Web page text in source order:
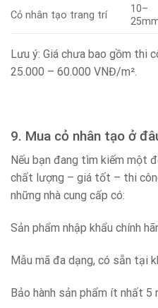
Cỏ nhân tạo trang trí
10–
Lưu ý: Giá chưa bao gồm thi
25.000 – 60.000 VNĐ/m².
9. Mua cỏ nhân tạo ở
Nếu bạn đang tìm kiếm một
chất lượng – giá tốt – thi
những nhà cung cấp có:
Sản phẩm nhập khẩu chính
Mẫu mã đa dạng, có sẵn tại
Bảo hành sản phẩm ít nhất 5